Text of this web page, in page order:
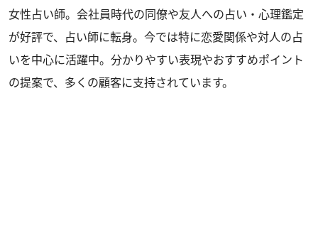
女性占い師。会社員時代の同僚や友人への占い・心理鑑定
が好評で、占い師に転身。今では特に恋愛関係や対人の占
いを中心に活躍中。分かりやすい表現やおすすめポイント
の提案で、多くの顧客に支持されています。